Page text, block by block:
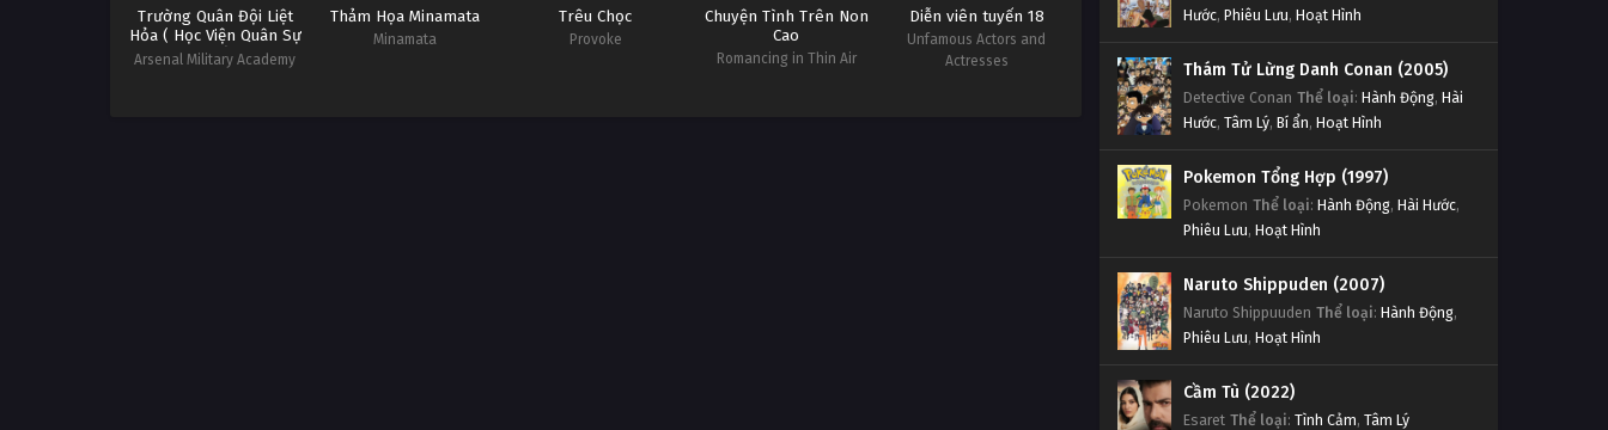
Trường Quân Đội Liệt
Hỏa ( Học Viện Quân Sự
Liệt Hỏa )
Arsenal Military Academy
Thảm Họa Minamata
Minamata
Trêu Chọc
Provoke
Chuyện Tình Trên Non
Cao
Romancing in Thin Air
Diễn viên tuyến 18
Unfamous Actors and
Actresses
Hước, Phiêu Lưu, Hoạt Hình
Thám Tử Lừng Danh Conan (2005)
Detective Conan Thể loại: Hành Động, Hài
Hước, Tâm Lý, Bí ẩn, Hoạt Hình
Pokemon Tổng Hợp (1997)
Pokemon Thể loại: Hành Động, Hài Hước,
Phiêu Lưu, Hoạt Hình
Naruto Shippuden (2007)
Naruto Shippuuden Thể loại: Hành Động,
Phiêu Lưu, Hoạt Hình
Cầm Tù (2022)
Esaret Thể loại: Tình Cảm, Tâm Lý